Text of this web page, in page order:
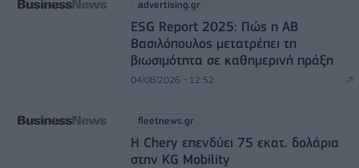
advertising.gr
ESG Report 2025: Πώς η ΑΒ
Βασιλόπουλος μετατρέπει τη
βιωσιμότητα σε καθημερινή πράξη
04/08/2026 - 12:52
fleetnews.gr
Η Chery επενδύει 75 εκατ. δολάρια
στην KG Mobility